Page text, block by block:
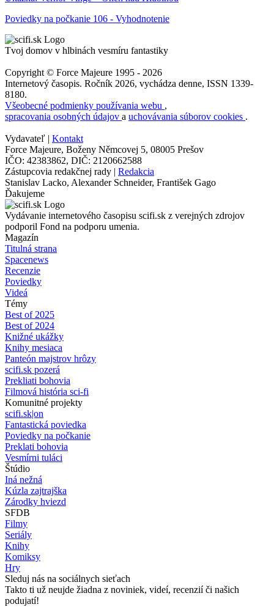
Poviedky na počkanie 106 - Vyhodnotenie
Tvoj domov v hlbinách vesmíru fantastiky
Copyright © Force Majeure 1995 - 2026
Internetový časopis. Ročník 2026, vychádza denne, ISSN 1339-
8180.
Všeobecné podmienky používania webu ,
spracovania osobných údajov a uchovávania súborov cookies .
Vydavateľ | Kontakt
Force Majeure, Boženy Němcovej 5, 08005 Prešov
IČO: 42383862, DIČ: 2120662588
Zástupcovia redakčnej rady | Redakcia
Stanislav Lacko, Alexander Schneider, František Gago
Ďakujeme
Vydávanie internetového časopisu scifi.sk z verejných zdrojov
podporil Fond na podporu umenia.
Magazín
Titulná strana
Spacenews
Recenzie
Poviedky
Videá
Témy
Best of 2025
Best of 2024
Knižné ukážky
Knihy mesiaca
Panteón majstrov hrôzy
scifi.sk pozerá
Prekliati bohovia
Filmová história sci-fi
Komunitné projekty
scifi.sk|on
Fantastická poviedka
Poviedky na počkanie
Preklati bohovia
Vesmírni tuláci
Štúdio
Iná nežná
Kúzla zajtrajška
Zárodky hviezd
SFDB
Filmy
Seriály
Knihy
Komiksy
Hry
Sleduj nás na sociálnych sieťach
Takto ti už neujde žiadna z noviniek, videí, recenzií či našich
podujatí!